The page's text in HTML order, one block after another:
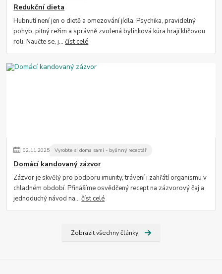
Redukční dieta
Hubnutí není jen o dietě a omezování jídla. Psychika, pravidelný
pohyb, pitný režim a správně zvolená bylinková kúra hrají klíčovou
roli. Naučte se, j...číst celé
02.11.2025 Vyrobte si doma sami - bylinný receptář
Domácí kandovaný zázvor
Zázvor je skvělý pro podporu imunity, trávení i zahřátí organismu v
chladném období. Přinášíme osvědčený recept na zázvorový čaj a
jednoduchý návod na...číst celé
Zobrazit všechny články